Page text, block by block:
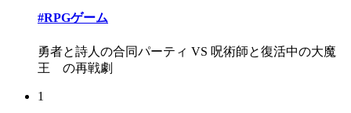
#RPGゲーム
勇者と詩人の合同パーティ VS 呪術師と復活中の大魔
王 の再戦劇
1